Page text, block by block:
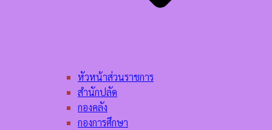
หัวหน้าส่วนราชการ
สำนักปลัด
กองคลัง
กองการศึกษา